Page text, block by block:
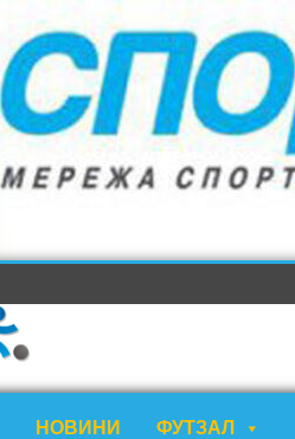
НОВИНИ ФУТЗАЛ